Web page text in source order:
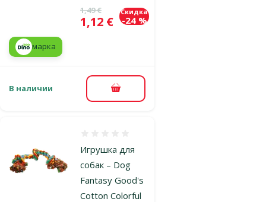
Исходная цена
1,49 €
Цена
1,12 €
Скидка
-24 %
марка
В наличии В корзину
Игрушка для
собак – Dog
Fantasy Good's
Cotton Colorful